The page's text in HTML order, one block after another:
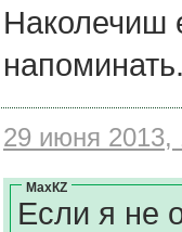
Наколечиш
29 июня 2013,
МахКZ
Если я не